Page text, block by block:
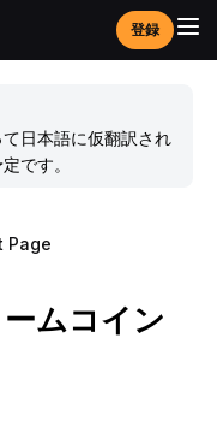
登録
日本語に仮翻訳され
です。
Page
ムコイン